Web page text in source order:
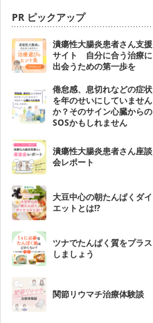
PR ピックアップ
潰瘍性大腸炎患者さん支援
サイト 自分に合う治療に
出会うための第一歩を
倦怠感、息切れなどの症状
を年のせいにしていません
か？そのサイン心臓からの
SOSかもしれません
潰瘍性大腸炎患者さん座談
会レポート
大豆中心の朝たんぱくダイ
エットとは!?
ツナでたんぱく質をプラス
しましょう
関節リウマチ治療体験談